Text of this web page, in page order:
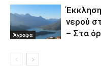
Άγραφα
νερού
– Στα